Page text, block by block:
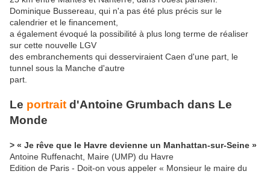
Dominique Bussereau, qui n'a pas été plus précis sur le
calendrier et le financement,
a également évoqué la possibilité à plus long terme de réaliser
sur cette nouvelle LGV
des embranchements qui desserviraient Caen d'une part, le
tunnel sous la Manche d'autre
part.
Le portrait d'Antoine Grumbach dans Le
Monde
> « Je rêve que le Havre devienne un Manhattan-sur-Seine »
Antoine Ruffenacht, Maire (UMP) du Havre
Edition de Paris - Doit-on vous appeler « Monsieur le maire du